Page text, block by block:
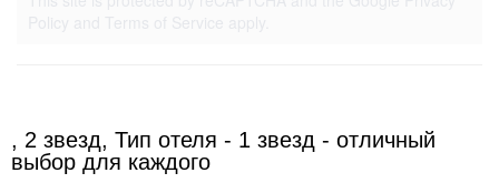
, 2 звезд, Тип отеля - 1 звезд - отличный
выбор для каждого